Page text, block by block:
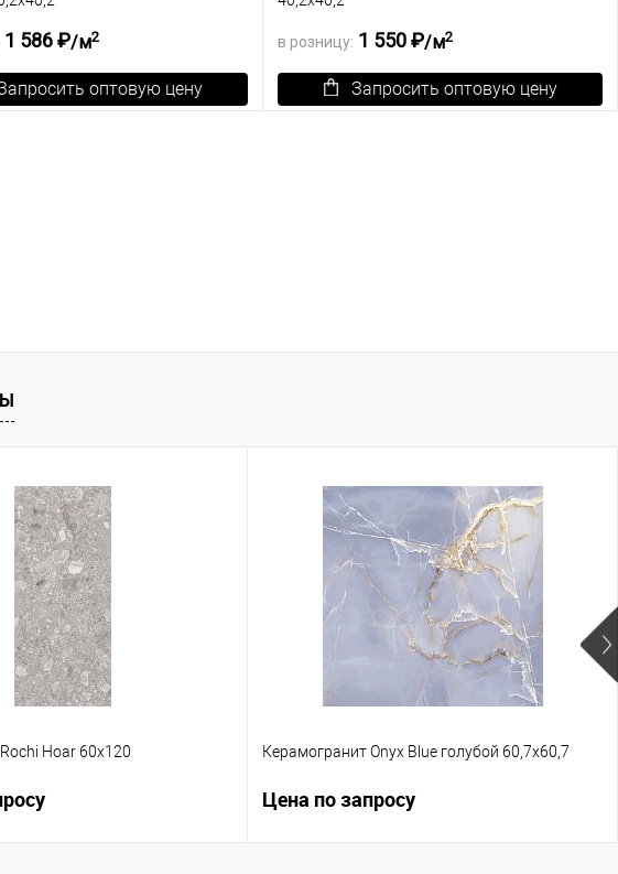
1 586 ₽/м2
оптовую цену
в розницу: 1 550 ₽/м2
Запросить оптовую цену
Hoar 60x120 Керамогранит Onyx Blue голубой 60,7х60,7
Цена по запросу